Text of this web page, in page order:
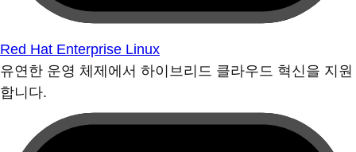
Red Hat Enterprise Linux
유연한 운영 체제에서 하이브리드 클라우드 혁신을 지원
합니다.